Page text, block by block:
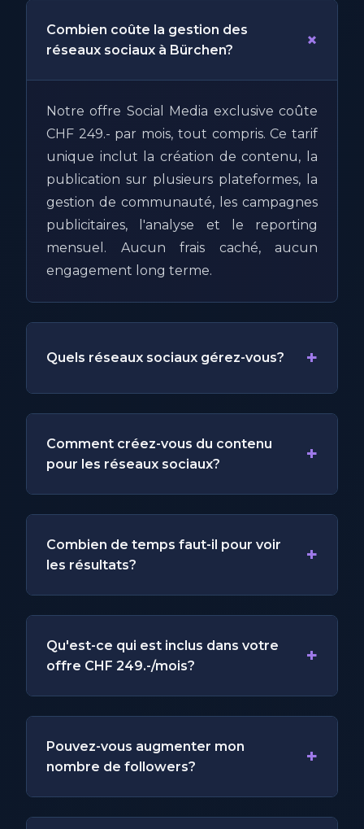
Combien coûte la gestion des
réseaux sociaux à Bürchen?
+
Notre offre Social Media exclusive coûte
CHF 249.- par mois, tout compris. Ce tarif
unique inclut la création de contenu, la
publication sur plusieurs plateformes, la
gestion de communauté, les campagnes
publicitaires, l'analyse et le reporting
mensuel. Aucun frais caché, aucun
engagement long terme.
Quels réseaux sociaux gérez-vous? +
Comment créez-vous du contenu
pour les réseaux sociaux?
+
Combien de temps faut-il pour voir
les résultats?
+
Qu'est-ce qui est inclus dans votre
offre CHF 249.-/mois?
+
Pouvez-vous augmenter mon
nombre de followers?
+